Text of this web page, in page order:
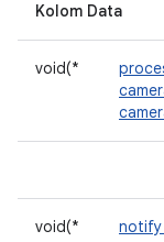
Kolom Data
void(*
void(* notify